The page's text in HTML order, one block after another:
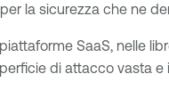
la sicurezza che ne
SaaS, nelle
di attacco vasta e